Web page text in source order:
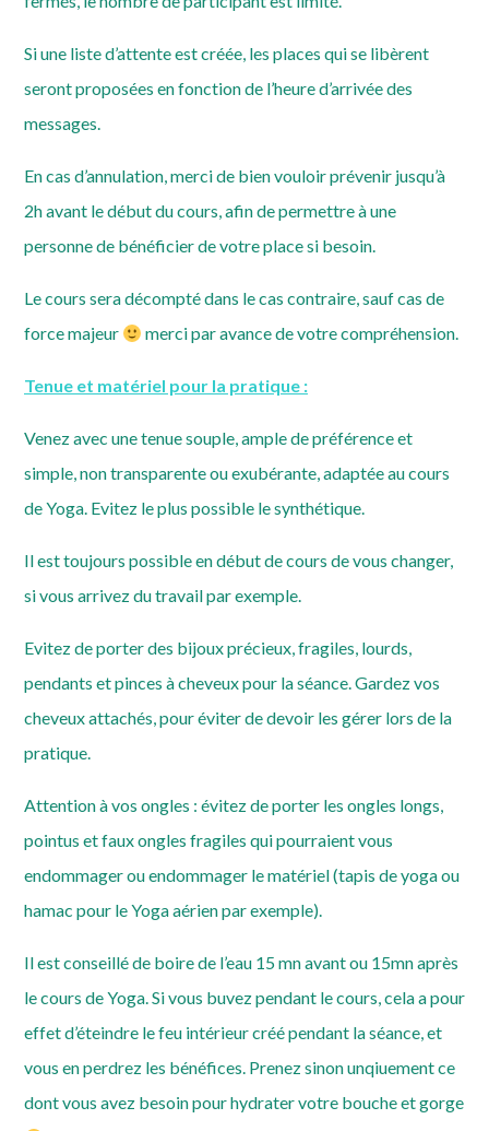
Si une liste d’attente est créée, les places qui se libèrent
seront proposées en fonction de l’heure d’arrivée des
messages.
En cas d’annulation, merci de bien vouloir prévenir jusqu’à
2h avant le début du cours, afin de permettre à une
personne de bénéficier de votre place si besoin.
Le cours sera décompté dans le cas contraire, sauf cas de
force majeur
merci par avance de votre compréhension.
Tenue et matériel pour la pratique :
Venez avec une tenue souple, ample de préférence et
simple, non transparente ou exubérante, adaptée au cours
de Yoga. Evitez le plus possible le synthétique.
Il est toujours possible en début de cours de vous changer,
si vous arrivez du travail par exemple.
Evitez de porter des bijoux précieux, fragiles, lourds,
pendants et pinces à cheveux pour la séance. Gardez vos
cheveux attachés, pour éviter de devoir les gérer lors de la
pratique.
Attention à vos ongles : évitez de porter les ongles longs,
pointus et faux ongles fragiles qui pourraient vous
endommager ou endommager le matériel (tapis de yoga ou
hamac pour le Yoga aérien par exemple).
Il est conseillé de boire de l’eau 15 mn avant ou 15mn après
le cours de Yoga. Si vous buvez pendant le cours, cela a pour
effet d’éteindre le feu intérieur créé pendant la séance, et
vous en perdrez les bénéfices. Prenez sinon unqiuement ce
dont vous avez besoin pour hydrater votre bouche et gorge